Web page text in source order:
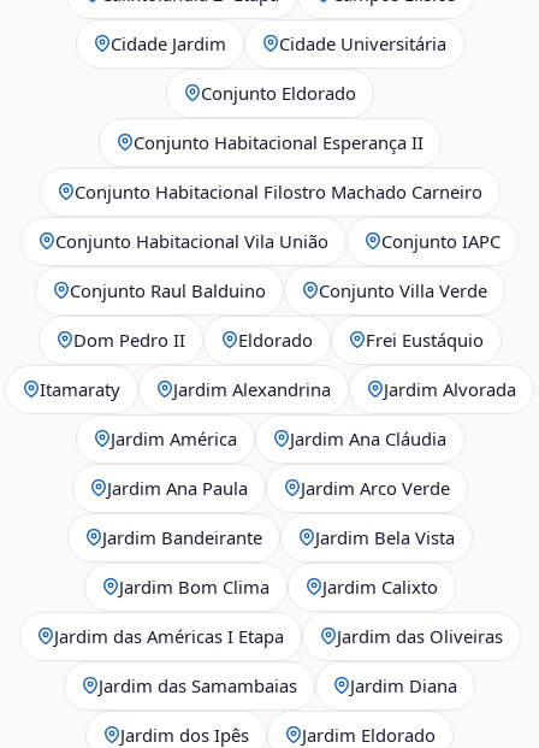
Cidade Jardim Cidade Universitária
Conjunto Eldorado
Conjunto Habitacional Esperança II
Conjunto Habitacional Filostro Machado Carneiro
Conjunto Habitacional Vila União Conjunto IAPC
Conjunto Raul Balduino Conjunto Villa Verde
Dom Pedro II Eldorado Frei Eustáquio
Itamaraty Jardim Alexandrina Jardim Alvorada
Jardim América Jardim Ana Cláudia
Jardim Ana Paula Jardim Arco Verde
Jardim Bandeirante Jardim Bela Vista
Jardim Bom Clima Jardim Calixto
Jardim das Américas I Etapa Jardim das Oliveiras
Jardim das Samambaias Jardim Diana
Jardim dos Ipês Jardim Eldorado